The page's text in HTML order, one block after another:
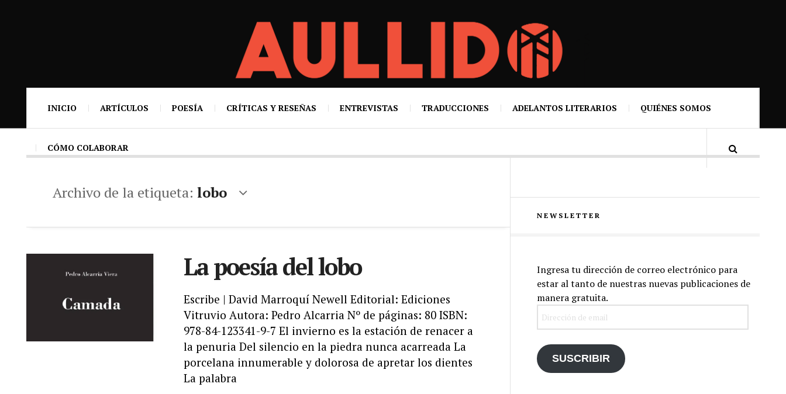
INICIO ARTÍCULOS POESÍA CRÍTICAS Y RESEÑAS ENTREVISTAS TRADUCCIONES ADELANTOS LITERARIOS QUIÉNES SOMOS
CÓMO COLABORAR
Archivo de la etiqueta: lobo
La poesía del lobo
Escribe | David Marroquí Newell Editorial: Ediciones
Vitruvio Autora: Pedro Alcarria Nº de páginas: 80 ISBN:
978-84-123341-9-7 El invierno es la estación de renacer a
la penuria Del silencio en la piedra nunca acarreada La
porcelana innumerable y dolorosa de apretar los dientes
La palabra
NEWSLETTER
Ingresa tu dirección de correo electrónico para
estar al tanto de nuestras nuevas publicaciones de
manera gratuita.
SUSCRIBIR